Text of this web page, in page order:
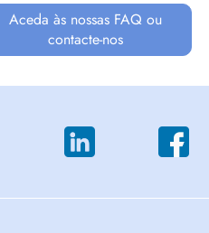
Aceda às nossas FAQ ou
contacte-nos